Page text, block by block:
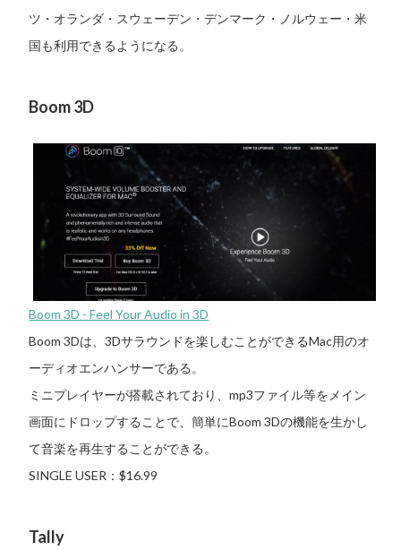
ツ・オランダ・スウェーデン・デンマーク・ノルウェー・米
国も利用できるようになる。
Boom 3D
Boom 3D - Feel Your Audio in 3D
Boom 3Dは、3Dサラウンドを楽しむことができるMac用のオ
ーディオエンハンサーである。
ミニプレイヤーが搭載されており、mp3ファイル等をメイン
画面にドロップすることで、簡単にBoom 3Dの機能を生かし
て音楽を再生することができる。
SINGLE USER：$16.99
Tally